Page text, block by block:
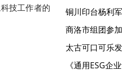
技工作者的
桃生态产业园
铜川印台杨利
商洛市组团参
活动
太古可口可乐
力美丽中国建设
《通用ESG企